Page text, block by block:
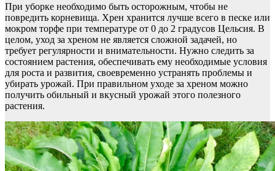
При уборке необходимо быть осторожным, чтобы не
повредить корневища. Хрен хранится лучше всего в песке или
мокром торфе при температуре от 0 до 2 градусов Цельсия. В
целом, уход за хреном не является сложной задачей, но
требует регулярности и внимательности. Нужно следить за
состоянием растения, обеспечивать ему необходимые условия
для роста и развития, своевременно устранять проблемы и
убирать урожай. При правильном уходе за хреном можно
получить обильный и вкусный урожай этого полезного
растения.